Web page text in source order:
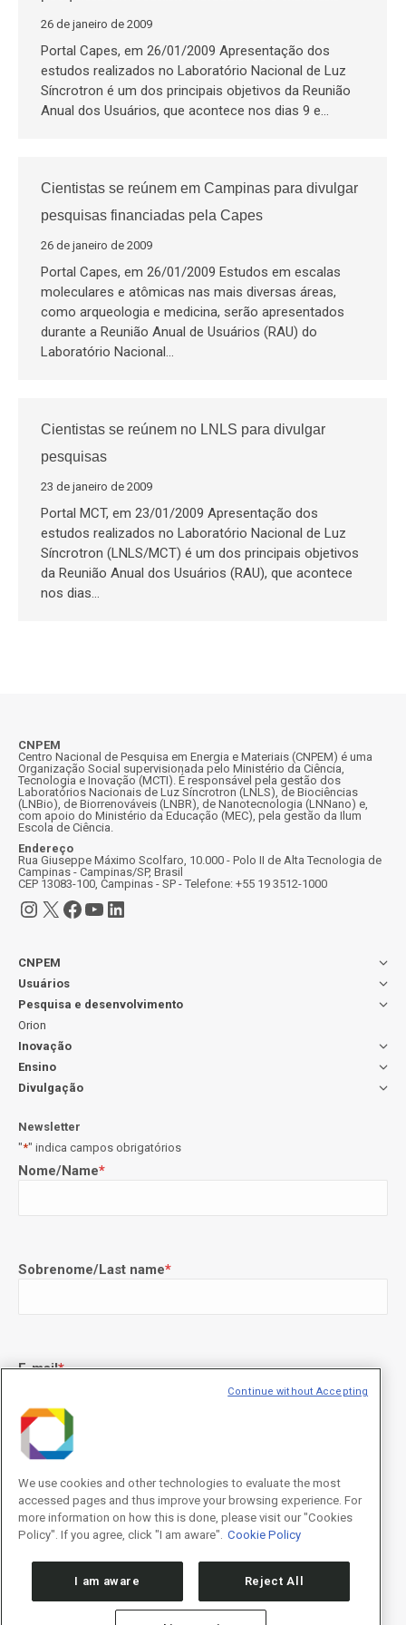
26 de janeiro de 2009
Portal Capes, em 26/01/2009 Apresentação dos
estudos realizados no Laboratório Nacional de Luz
Síncrotron é um dos principais objetivos da Reunião
Anual dos Usuários, que acontece nos dias 9 e…
Cientistas se reúnem em Campinas para divulgar
pesquisas financiadas pela Capes
26 de janeiro de 2009
Portal Capes, em 26/01/2009 Estudos em escalas
moleculares e atômicas nas mais diversas áreas,
como arqueologia e medicina, serão apresentados
durante a Reunião Anual de Usuários (RAU) do
Laboratório Nacional…
Cientistas se reúnem no LNLS para divulgar
pesquisas
23 de janeiro de 2009
Portal MCT, em 23/01/2009 Apresentação dos
estudos realizados no Laboratório Nacional de Luz
Síncrotron (LNLS/MCT) é um dos principais objetivos
da Reunião Anual dos Usuários (RAU), que acontece
nos dias…
CNPEM
Centro Nacional de Pesquisa em Energia e Materiais (CNPEM) é uma
Organização Social supervisionada pelo Ministério da Ciência,
Tecnologia e Inovação (MCTI). É responsável pela gestão dos
Laboratórios Nacionais de Luz Síncrotron (LNLS), de Biociências
(LNBio), de Biorrenováveis (LNBR), de Nanotecnologia (LNNano) e,
com apoio do Ministério da Educação (MEC), pela gestão da Ilum
Escola de Ciência.
Endereço
Rua Giuseppe Máximo Scolfaro, 10.000 - Polo II de Alta Tecnologia de
Campinas - Campinas/SP, Brasil
CEP 13083-100, Campinas - SP - Telefone: +55 19 3512-1000
Instagram
X Facebook
Youtube
LinkedIn
CNPEM
Usuários
Pesquisa e desenvolvimento
Orion
Inovação
Ensino
Divulgação
Newsletter
"*" indica campos obrigatórios
Nome/Name*
Sobrenome/Last name*
E-mail*
Concordo com os termos de uso descritos naPolítica de
Privacidade
/I agree to the terms of use described in the
Privacy
Policy.
We use cookies and other technologies to evaluate the most
accessed pages and thus improve your browsing experience. For
more information on how this is done, please visit our "Cookies
Policy". If you agree, click "I am aware". Cookie Policy
I am aware Reject All
Continue without Accepting